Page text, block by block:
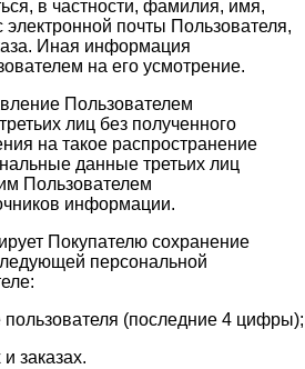
в частности, фамилия, имя,
почты Пользователя,
Иная информация
на его усмотрение.
Пользователем
лиц без полученного
на такое распространение
данные третьих лиц
Пользователем
информации.
Покупателю сохранение
персональной
(последние 4 цифры);
заказах.